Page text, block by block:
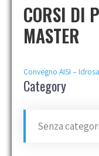
CORSI DI
MASTER
Convegno AISI –
Category
Senza